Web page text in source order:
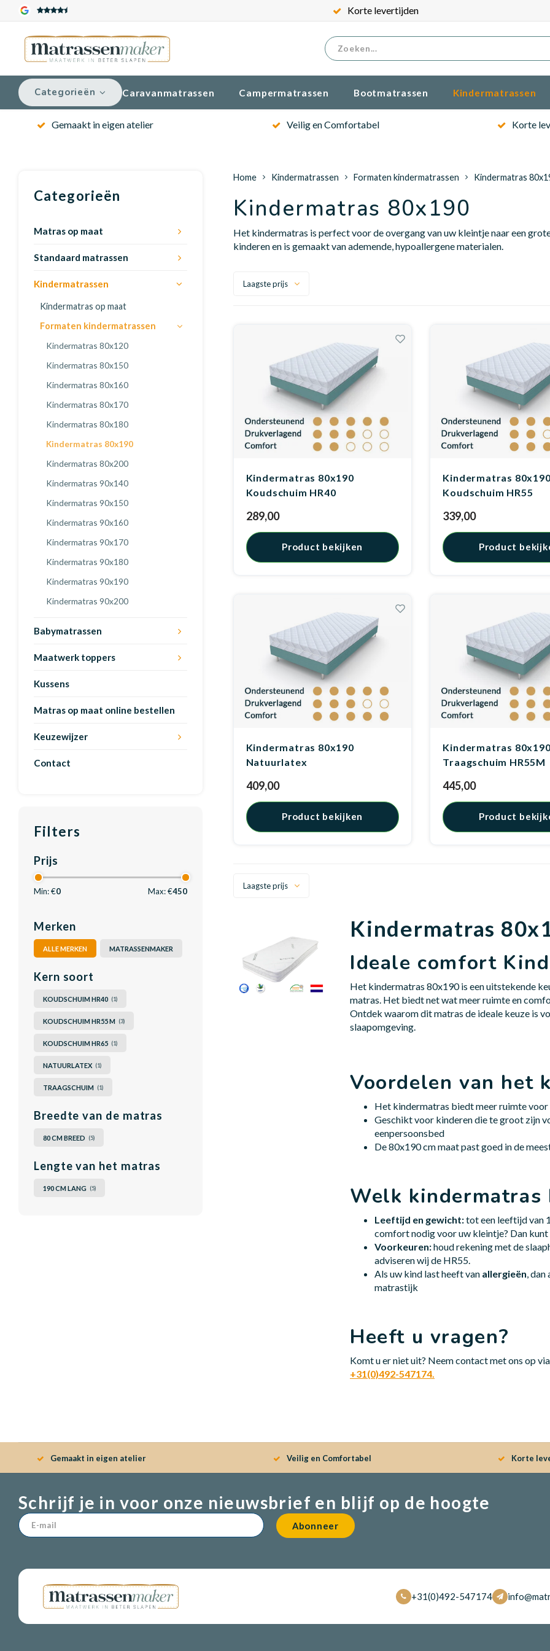
Korte levertijden
Categorieën Caravanmatrassen Campermatrassen Bootmatrassen Kindermatrassen
Gemaakt in eigen atelier Veilig en Comfortabel Korte
Categorieën
Matras op maat
Standaard matrassen
Kindermatrassen
Kindermatras op maat
Formaten kindermatrassen
Kindermatras 80x120
Kindermatras 80x150
Kindermatras 80x160
Kindermatras 80x170
Kindermatras 80x180
Kindermatras 80x190
Kindermatras 80x200
Kindermatras 90x140
Kindermatras 90x150
Kindermatras 90x160
Kindermatras 90x170
Kindermatras 90x180
Kindermatras 90x190
Kindermatras 90x200
Babymatrassen
Maatwerk toppers
Kussens
Matras op maat online bestellen
Keuzewijzer
Contact
Filters
Prijs
Min: €0 Max: €450
Merken
ALLE MERKEN MATRASSENMAKER
Kern soort
KOUDSCHUIM HR40 (1)
KOUDSCHUIM HR55 M (3)
KOUDSCHUIM HR65 (1)
NATUURLATEX (1)
TRAAGSCHUIM (1)
Breedte van de matras
80 CM BREED (5)
Lengte van het matras
190 CM LANG (5)
Home Kindermatrassen Formaten kindermatrassen Kindermatras
Kindermatras 80x190
Het kindermatras is perfect voor de overgang van uw kleintje naar een
kinderen en is gemaakt van ademende, hypoallergene materialen.
Laagste prijs
Kindermatras 80x190
Koudschuim HR40
289,00
Product bekijken
Kindermatras
Koudschuim HR55
339,00
Product
Kindermatras 80x190
Natuurlatex
409,00
Product bekijken
Kindermatras
Traagschuim HR55M
445,00
Product
Laagste prijs
Kindermatras
Ideale comfort
Het kindermatras 80x190 is een uitstekende
matras. Het biedt net wat meer ruimte en
Ontdek waarom dit matras de ideale keuze is
slaapomgeving.
Voordelen van het
Het kindermatras biedt meer ruimte
Geschikt voor kinderen die te groot zijn
eenpersoonsbed
De 80x190 cm maat past goed in de
Welk kindermatras
Leeftijd en gewicht:tot een leeftijd van
comfort nodig voor uw kleintje? Dan kunt
Voorkeuren:houd rekening met de
adviseren wij de HR55.
Als uw kind last heeft van allergieën,
matrastijk
Heeft u vragen?
Komt u er niet uit? Neem contact met ons op
+31(0)492-547174.
Gemaakt in eigen atelier Veilig en Comfortabel Korte
Schrijf je in voor onze nieuwsbrief en blijf op de hoogte
Abonneer
+31(0)492-547174